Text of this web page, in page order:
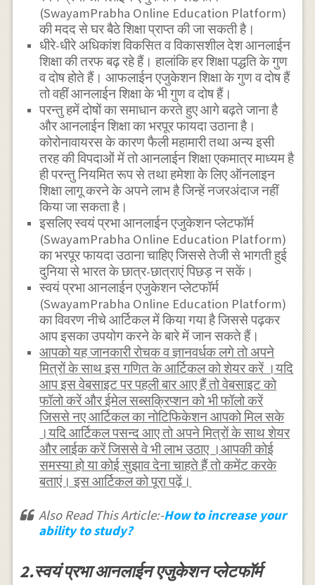
(SwayamPrabha Online Education Platform)
की मदद से घर बैठे शिक्षा प्राप्त की जा सकती है।
धीरे-धीरे अधिकांश विकसित व विकासशील देश आनलाईन
शिक्षा की तरफ बढ़ रहे हैं। हालांकि हर शिक्षा पद्धति के गुण
व दोष होते हैं। आफलाईन एजुकेशन शिक्षा के गुण व दोष हैं
तो वहीं आनलाईन शिक्षा के भी गुण व दोष हैं।
परन्तु हमें दोषों का समाधान करते हुए आगे बढ़ते जाना है
और आनलाईन शिक्षा का भरपूर फायदा उठाना है।
कोरोनावायरस के कारण फैली महामारी तथा अन्य इसी
तरह की विपदाओं में तो आनलाईन शिक्षा एकमात्र माध्यम है
ही परन्तु नियमित रूप से तथा हमेशा के लिए ऑनलाइन
शिक्षा लागू करने के अपने लाभ है जिन्हें नजरअंदाज नहीं
किया जा सकता है।
इसलिए स्वयं प्रभा आनलाईन एजुकेशन प्लेटफॉर्म
(SwayamPrabha Online Education Platform)
का भरपूर फायदा उठाना चाहिए जिससे तेजी से भागती हुई
दुनिया से भारत के छात्र-छात्राएं पिछड़ न सकें।
स्वयं प्रभा आनलाईन एजुकेशन प्लेटफॉर्म
(SwayamPrabha Online Education Platform)
का विवरण नीचे आर्टिकल में किया गया है जिससे पढ़कर
आप इसका उपयोग करने के बारे में जान सकते हैं।
आपको यह जानकारी रोचक व ज्ञानवर्धक लगे तो अपने
मित्रों के साथ इस गणित के आर्टिकल को शेयर करें ।यदि
आप इस वेबसाइट पर पहली बार आए हैं तो वेबसाइट को
फॉलो करें और ईमेल सब्सक्रिप्शन को भी फॉलो करें
जिससे नए आर्टिकल का नोटिफिकेशन आपको मिल सके
।यदि आर्टिकल पसन्द आए तो अपने मित्रों के साथ शेयर
और लाईक करें जिससे वे भी लाभ उठाए ।आपकी कोई
समस्या हो या कोई सुझाव देना चाहते हैं तो कमेंट करके
बताएं। इस आर्टिकल को पूरा पढ़ें।
Also Read This Article:-How to increase your
ability to study?
2.स्वयं प्रभा आनलाईन एजुकेशन प्लेटफॉर्म